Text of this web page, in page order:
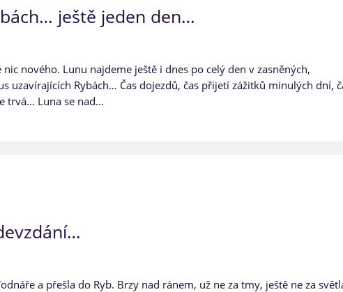
ještě jeden den…
nového. Lunu najdeme ještě i dnes po celý den v zasněných,
uzavírajících Rybách… Čas dojezdů, čas přijetí zážitků minulých dní,
trvá… Luna se nad...
a přešla do Ryb. Brzy nad ránem, už ne za tmy, ještě ne za